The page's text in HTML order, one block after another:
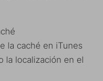
la caché en iTunes
la localización en el